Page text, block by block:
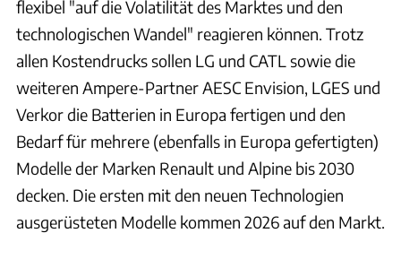
flexibel "auf die Volatilität des Marktes und den
technologischen Wandel" reagieren können. Trotz
allen Kostendrucks sollen LG und CATL sowie die
weiteren Ampere-Partner AESC Envision, LGES und
Verkor die Batterien in Europa fertigen und den
Bedarf für mehrere (ebenfalls in Europa gefertigten)
Modelle der Marken Renault und Alpine bis 2030
decken. Die ersten mit den neuen Technologien
ausgerüsteten Modelle kommen 2026 auf den Markt.